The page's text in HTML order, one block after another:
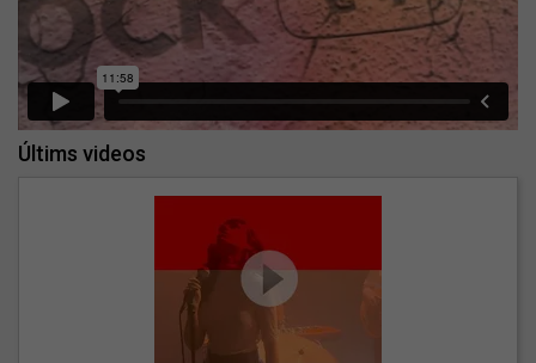
Últims videos